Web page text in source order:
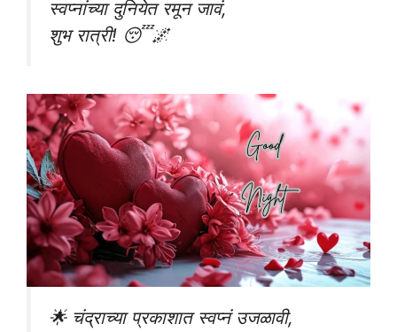
स्वप्नांच्या दुनियेत रमून जावं,
शुभ रात्री! 😴🌌
🌟 चंद्राच्या प्रकाशात स्वप्नं उजळावी,